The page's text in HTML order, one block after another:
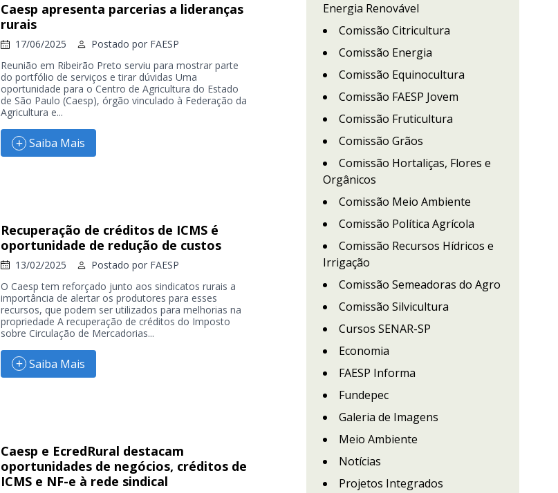
Caesp apresenta parcerias a lideranças
rurais
17/06/2025 Postado por FAESP
Reunião em Ribeirão Preto serviu para mostrar parte
do portfólio de serviços e tirar dúvidas Uma
oportunidade para o Centro de Agricultura do Estado
de São Paulo (Caesp), órgão vinculado à Federação da
Agricultura e...
Saiba Mais
Recuperação de créditos de ICMS é
oportunidade de redução de custos
13/02/2025 Postado por FAESP
O Caesp tem reforçado junto aos sindicatos rurais a
importância de alertar os produtores para esses
recursos, que podem ser utilizados para melhorias na
propriedade A recuperação de créditos do Imposto
sobre Circulação de Mercadorias...
Saiba Mais
Caesp e EcredRural destacam
oportunidades de negócios, créditos de
ICMS e NF-e à rede sindical
Energia Renovável
Comissão Citricultura
Comissão Energia
Comissão Equinocultura
Comissão FAESP Jovem
Comissão Fruticultura
Comissão Grãos
Comissão Hortaliças, Flores e
Orgânicos
Comissão Meio Ambiente
Comissão Política Agrícola
Comissão Recursos Hídricos e
Irrigação
Comissão Semeadoras do Agro
Comissão Silvicultura
Cursos SENAR-SP
Economia
FAESP Informa
Fundepec
Galeria de Imagens
Meio Ambiente
Notícias
Projetos Integrados